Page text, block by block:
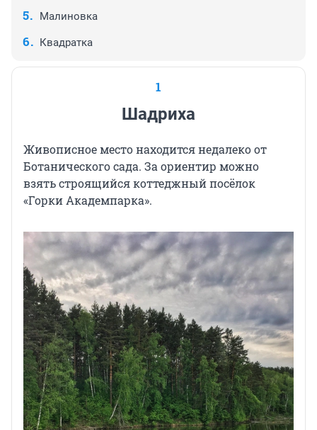
Малиновка
Квадратка
1
Шадриха
Живописное место находится недалеко от
Ботанического сада. За ориентир можно
взять строящийся коттеджный посёлок
«Горки Академпарка».